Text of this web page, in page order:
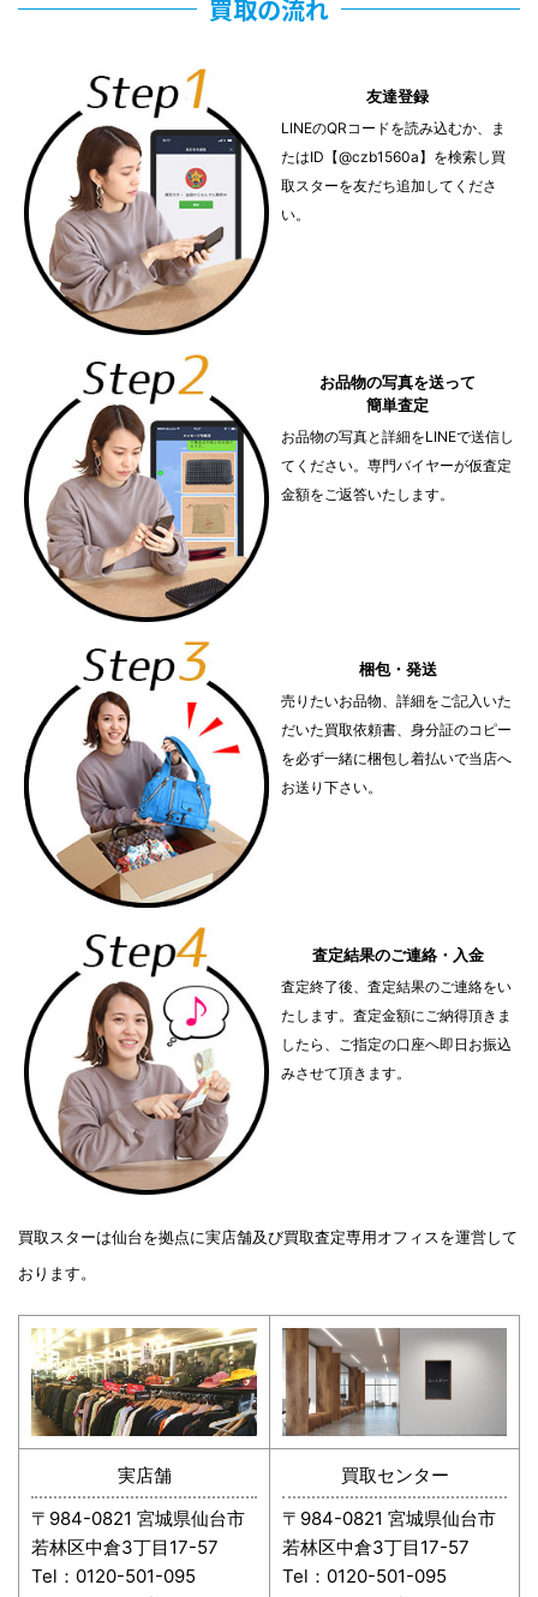
買取の流れ
友達登録
LINEのQRコードを読み込むか、ま
たはID【@czb1560a】を検索し買
取スターを友だち追加してくださ
い。
お品物の写真を送って
簡単査定
お品物の写真と詳細をLINEで送信し
てください。専門バイヤーが仮査定
金額をご返答いたします。
梱包・発送
売りたいお品物、詳細をご記入いた
だいた買取依頼書、身分証のコピー
を必ず一緒に梱包し着払いで当店へ
お送り下さい。
査定結果のご連絡・入金
査定終了後、査定結果のご連絡をい
たします。査定金額にご納得頂きま
したら、ご指定の口座へ即日お振込
みさせて頂きます。
買取スターは仙台を拠点に実店舗及び買取査定専用オフィスを運営して
おります。
実店舗
〒984-0821 宮城県仙台市
若林区中倉3丁目17-57
Tel：0120-501-095
買取センター
〒984-0821 宮城県仙台市
若林区中倉3丁目17-57
Tel：0120-501-095